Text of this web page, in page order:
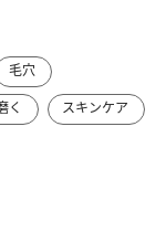
毛穴
く スキンケア